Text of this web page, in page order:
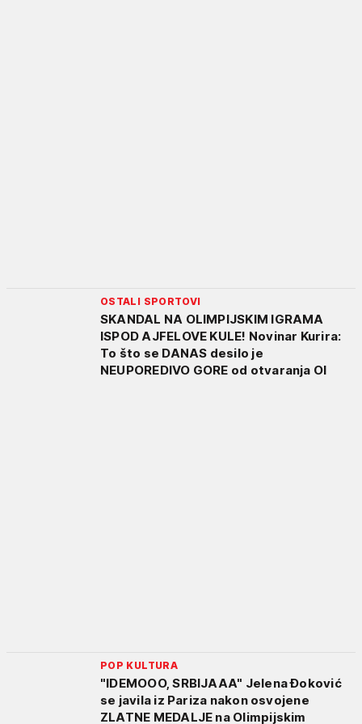
OSTALI SPORTOVI
SKANDAL NA OLIMPIJSKIM IGRAMA
ISPOD AJFELOVE KULE! Novinar Kurira:
To što se DANAS desilo je
NEUPOREDIVO GORE od otvaranja OI
POP KULTURA
"IDEMOOO, SRBIJAAA" Jelena Đoković
se javila iz Pariza nakon osvojene
ZLATNE MEDALJE na Olimpijskim